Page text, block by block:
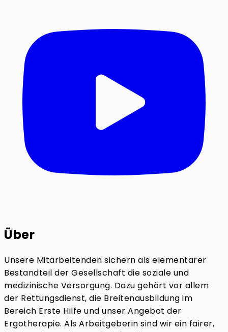
Über
Unsere Mitarbeitenden sichern als elementarer
Bestandteil der Gesellschaft die soziale und
medizinische Versorgung. Dazu gehört vor allem
der Rettungsdienst, die Breitenausbildung im
Bereich Erste Hilfe und unser Angebot der
Ergotherapie. Als Arbeitgeberin sind wir ein fairer,